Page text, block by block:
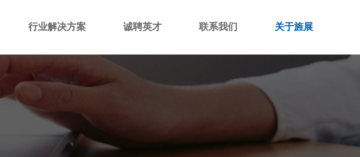
行业解决方案 诚聘英才 联系我们 关于旌展